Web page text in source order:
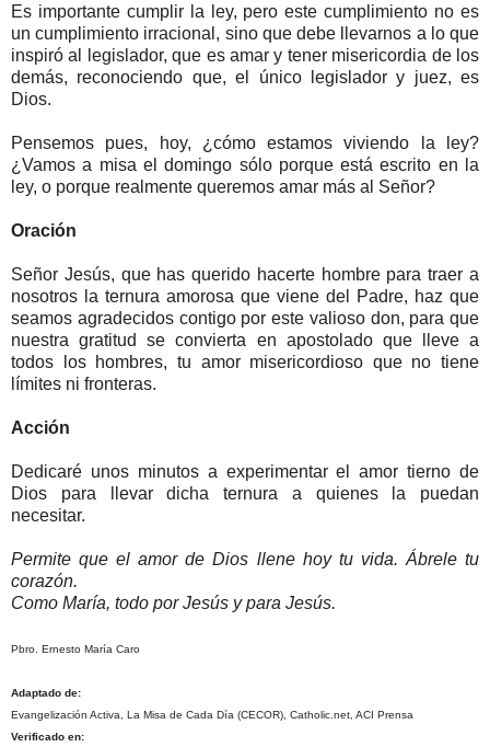
Es importante cumplir la ley, pero este cumplimiento no es
un cumplimiento irracional, sino que debe llevarnos a lo que
inspiró al legislador, que es amar y tener misericordia de los
demás, reconociendo que, el único legislador y juez, es
Dios.
Pensemos pues, hoy, ¿cómo estamos viviendo la ley?
¿Vamos a misa el domingo sólo porque está escrito en la
ley, o porque realmente queremos amar más al Señor?
Oración
Señor Jesús, que has querido hacerte hombre para traer a
nosotros la ternura amorosa que viene del Padre, haz que
seamos agradecidos contigo por este valioso don, para que
nuestra gratitud se convierta en apostolado que lleve a
todos los hombres, tu amor misericordioso que no tiene
límites ni fronteras.
Acción
Dedicaré unos minutos a experimentar el amor tierno de
Dios para llevar dicha ternura a quienes la puedan
necesitar.
Permite que el amor de Dios llene hoy tu vida. Ábrele tu
corazón.
Como María, todo por Jesús y para Jesús.
Pbro. Ernesto María Caro
Adaptado de:
Evangelización Activa, La Misa de Cada Día (CECOR), Catholic.net, ACI Prensa
Verificado en: